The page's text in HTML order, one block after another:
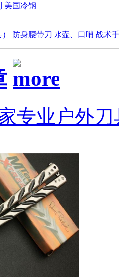
美国冷钢
防身腰带刀 水壶、口哨 战术
专业户外